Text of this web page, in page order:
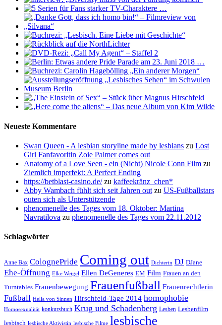
Neueste Kommentare
Swan Queen - A lesbian storyline made by lesbians zu Lost
Girl Fanfavoritin Zoie Palmer comes out
Anatomy of a Love Seen - ein (Nicht) Nicole Conn Film zu
Ziemlich imperfekt: A Perfect Ending
https://betblast-casino.de/zu kaffeekränz_chen*
Abby Wambach fühlt sich seit Jahren out zu US-Fußballstars
outen sich als Unterstützende
phenomenelle des Tages vom 18. Oktober: Martina
Navratilova zu phenomenelle des Tages vom 22.11.2012
Schlagwörter
Anne Bax ColognePride Coming out Dichterin DJ DJane
Ehe-Öffnung Elke Weigel Ellen DeGeneres EM Film Frauen an den
Turntables Frauenbewegung Frauenfußball Frauenrechtlerin
Fußball Hella von Sinnen Hirschfeld-Tage 2014 homophobie
Homosexualität konkursbuch Krug und Schadenberg Lesben Lesbenfilm
lesbisch lesbische Aktivistin lesbische Filme lesbische